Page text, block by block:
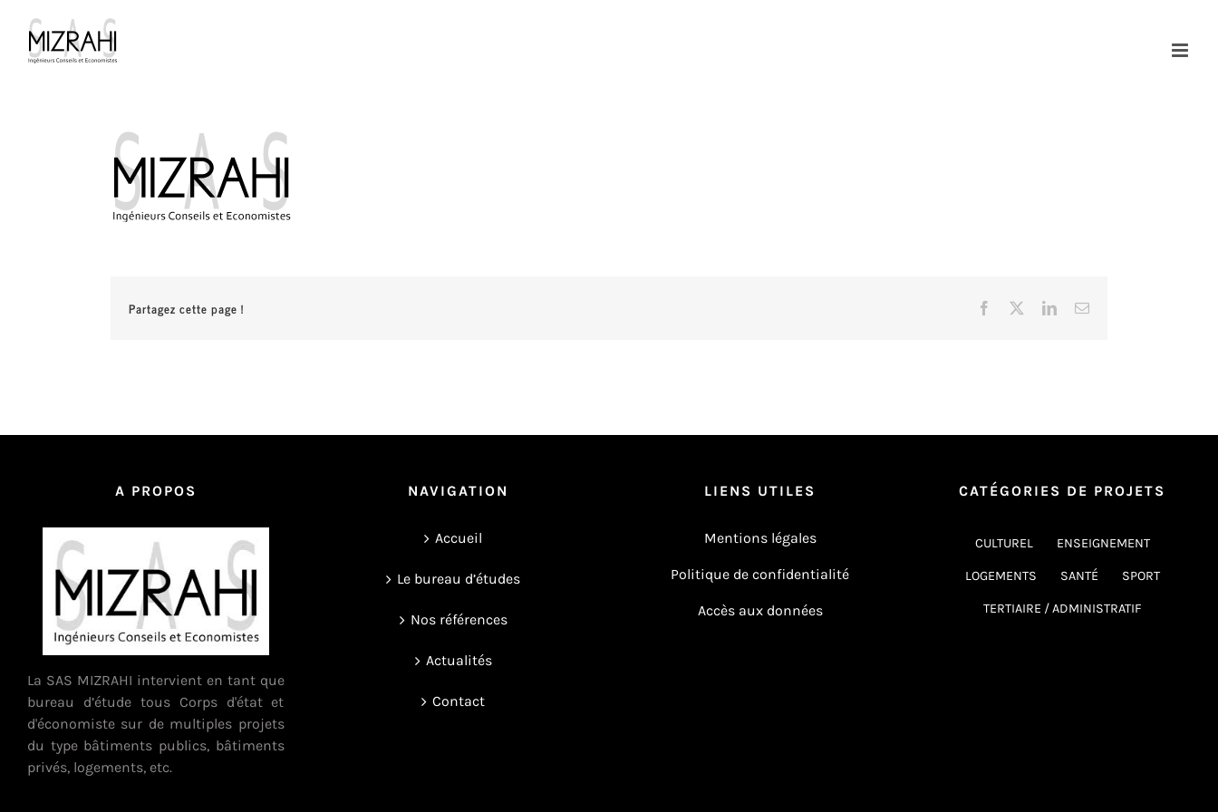
contenu
Partagez cette page ! Facebook LinkedInEmail
A PROPOS
La SAS MIZRAHI intervient en tant que
bureau d’étude tous Corps d'état et
d'économiste sur de multiples projets
du type bâtiments publics, bâtiments
privés, logements, etc.
NAVIGATION
Accueil
Le bureau d’études
Nos références
Actualités
Contact
LIENS UTILES
Mentions légales
Politique de confidentialité
Accès aux données
CATÉGORIES DE PROJETS
CULTUREL ENSEIGNEMENT
LOGEMENTS SANTÉ SPORT
TERTIAIRE / ADMINISTRATIF